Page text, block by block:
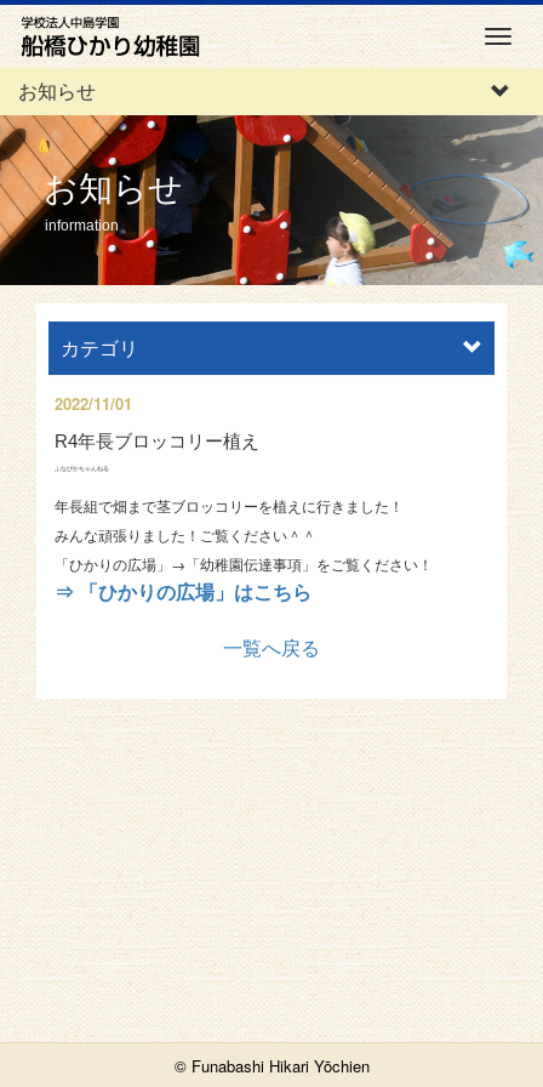
M
e
n
u
お知らせ
お知らせ
information
カテゴリ
2022/11/01
R4年長ブロッコリー植え
ふなぴかちゃんねる
年長組で畑まで茎ブロッコリーを植えに行きました！
みんな頑張りました！ご覧ください＾＾
「ひかりの広場」→「幼稚園伝達事項」をご覧ください！
⇒ 「ひかりの広場」はこちら
一覧へ戻る
© Funabashi Hikari Yōchien